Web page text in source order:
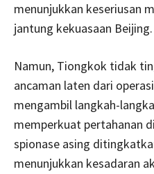
menunjukkan keseriusan
jantung kekuasaan Beijing.
Namun, Tiongkok tidak
ancaman laten dari
mengambil langkah-
memperkuat pertahanan
spionase asing
menunjukkan kesadaran